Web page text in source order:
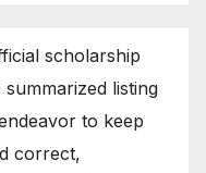
scholarship
listing
to keep
correct,